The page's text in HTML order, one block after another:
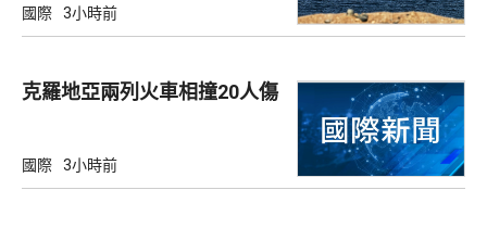
國際 3小時前
克羅地亞兩列火車相撞20人傷
國際 3小時前